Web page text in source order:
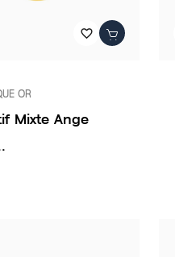
favorite_border
OR
Mixte Ange